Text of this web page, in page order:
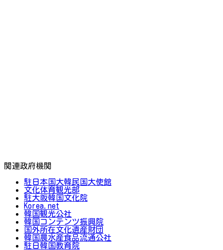
関連政府機関
駐日本国大韓民国大使館
文化体育観光部
駐大阪韓国文化院
Korea.net
韓国観光公社
韓国コンテンツ振興院
国外所在文化遺産財団
韓国農水産食品流通公社
駐日韓国教育院